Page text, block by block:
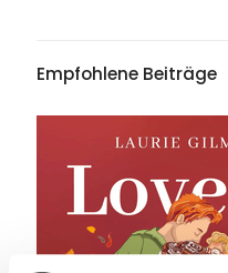
Empfohlene Beiträge